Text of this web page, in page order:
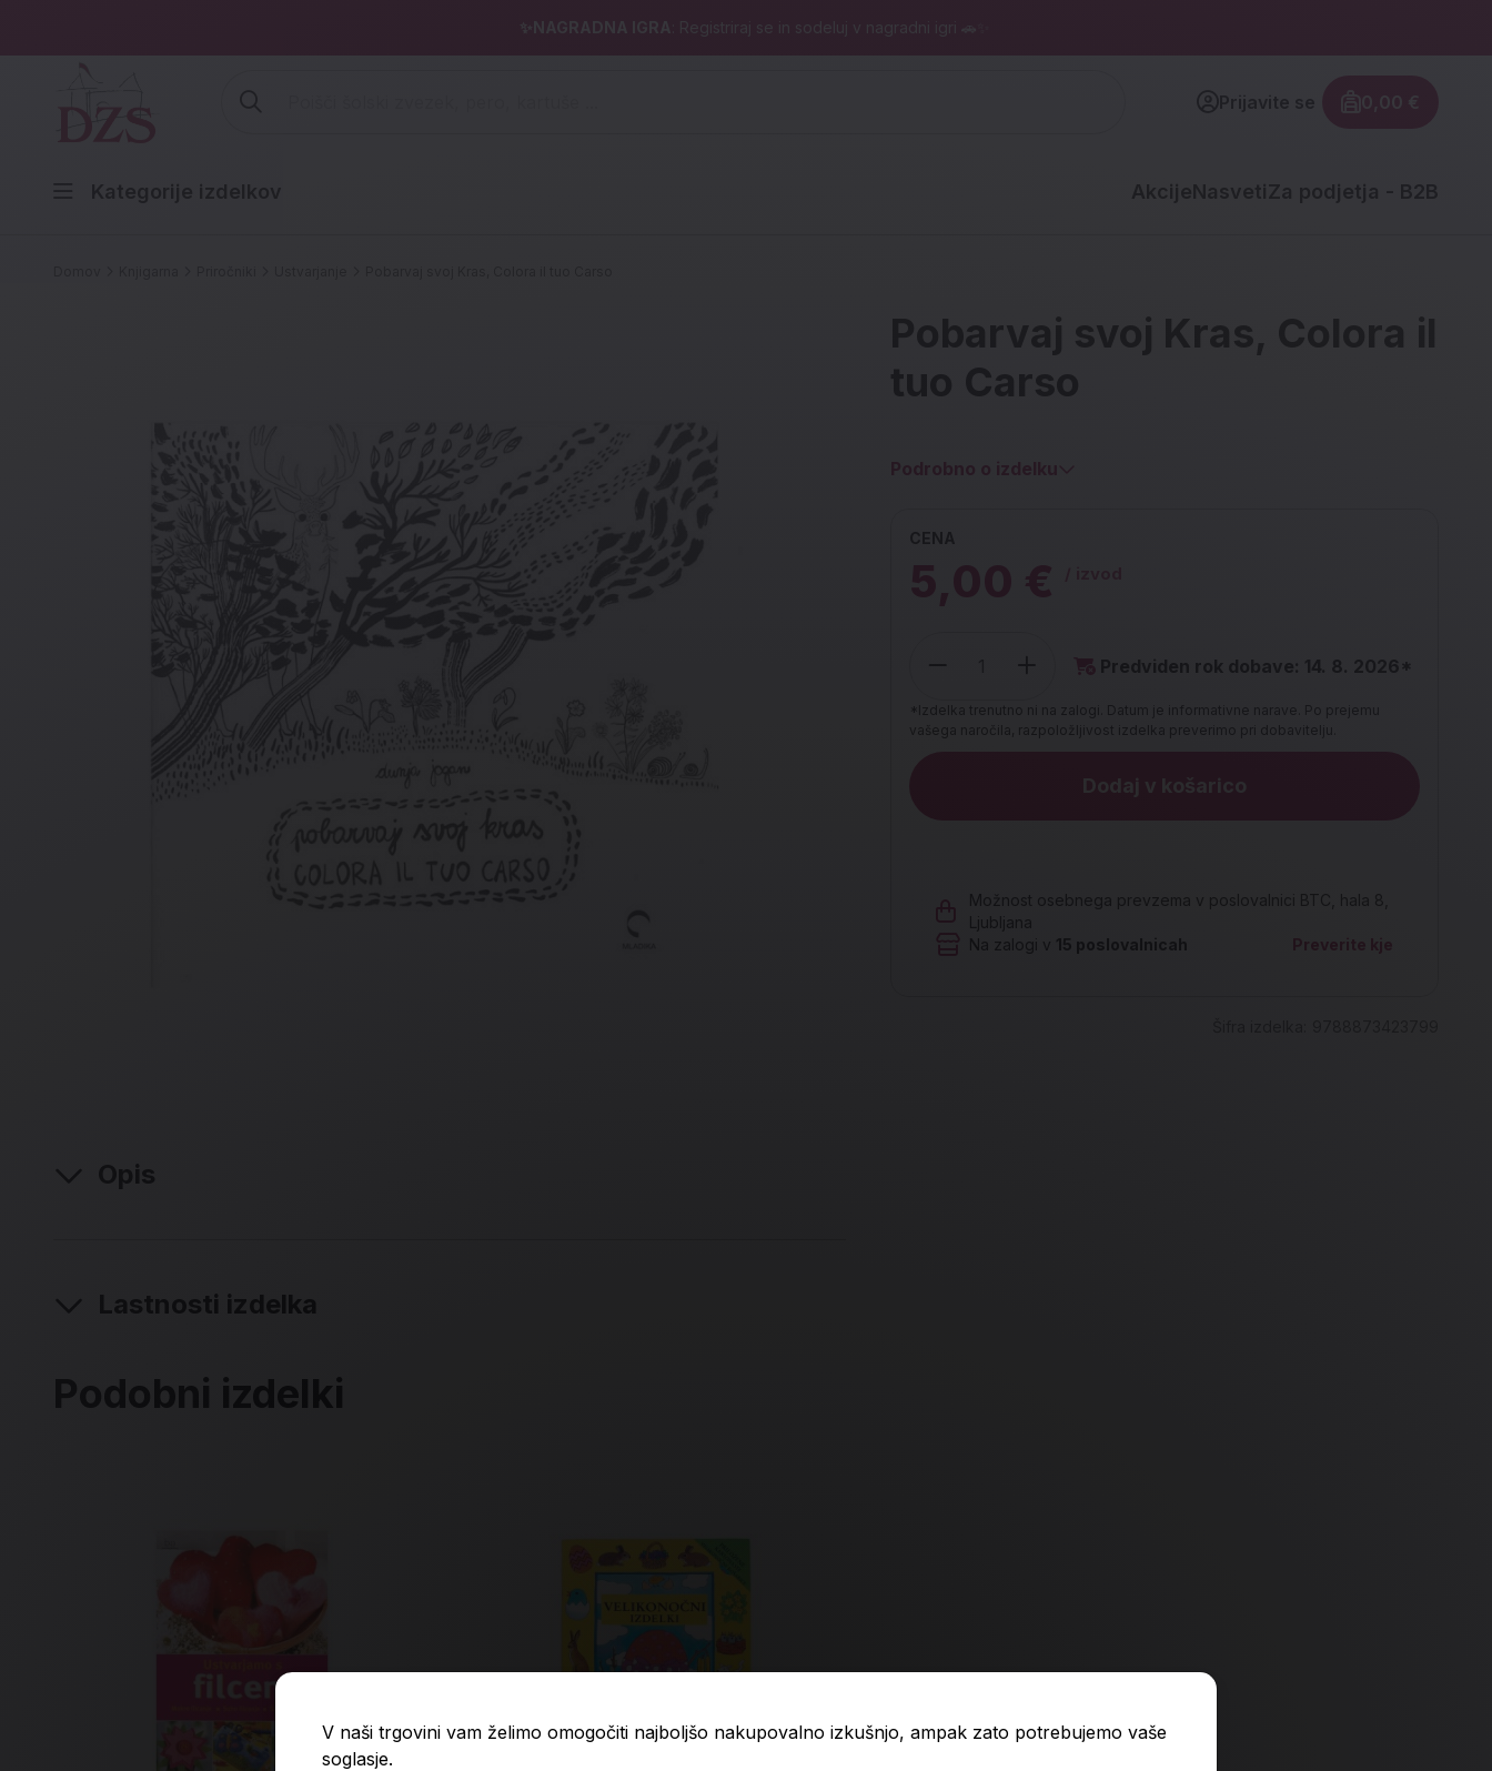
✨NAGRADNA IGRA : Registriraj se in sodeluj v nagradni igri 🚗✨
Prijavite se
Znesek
0,00 €
Kategorije izdelkov AkcijeNasveti Za podjetja - B2B
Pobarvaj svoj Kras, Colora il
tuo Carso
Podrobno o izdelku
CENA
5,00 €
Predviden rok dobave: 14. 8. 2026*
*Izdelka trenutno ni na zalogi. Datum je informativne narave. Po prejemu
vašega naročila, razpoložljivost izdelka preverimo pri dobavitelju.
Količina
Dodaj v košarico
Možnost osebnega prevzema v poslovalnici BTC, hala 8,
Ljubljana
Na zalogi v
15 poslovalnicah Preverite kje
Opis
Lastnosti izdelka
Podobni izdelki
V naši trgovini vam želimo omogočiti najboljšo nakupovalno izkušnjo, ampak zato potrebujemo vaše
soglasje.